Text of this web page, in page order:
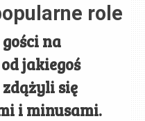
role
na
jakiegoś
się
i minusami.